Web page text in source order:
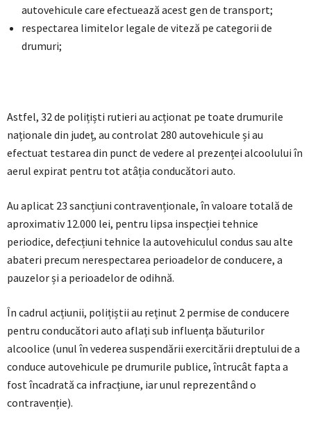
autovehicule care efectuează acest gen de transport;
respectarea limitelor legale de viteză pe categorii de
drumuri;
Astfel, 32 de polițiști rutieri au acționat pe toate drumurile
naționale din județ, au controlat 280 autovehicule și au
efectuat testarea din punct de vedere al prezenței alcoolului în
aerul expirat pentru tot atâția conducători auto.
Au aplicat 23 sancțiuni contravenționale, în valoare totală de
aproximativ 12.000 lei, pentru lipsa inspecției tehnice
periodice, defecțiuni tehnice la autovehiculul condus sau alte
abateri precum nerespectarea perioadelor de conducere, a
pauzelor și a perioadelor de odihnă.
În cadrul acțiunii, polițiștii au reținut 2 permise de conducere
pentru conducători auto aflați sub influența băuturilor
alcoolice (unul în vederea suspendării exercitării dreptului de a
conduce autovehicule pe drumurile publice, întrucât fapta a
fost încadrată ca infracțiune, iar unul reprezentând o
contravenție).